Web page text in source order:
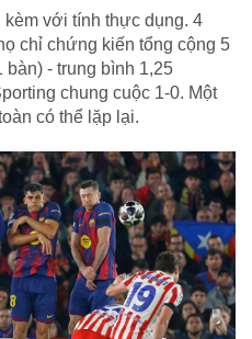
với tính thực dụng. 4
chỉ chứng kiến tổng cộng 5
- trung bình 1,25
chung cuộc 1-0. Một
có thể lặp lại.